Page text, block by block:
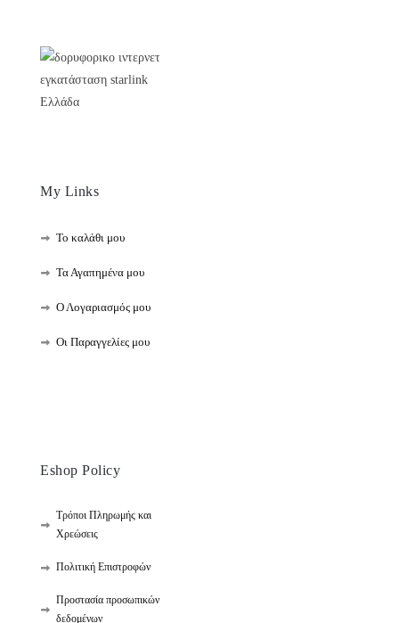
My Links
Το καλάθι μου
Τα Αγαπημένα μου
Ο Λογαριασμός μου
Οι Παραγγελίες μου
Eshop Policy
Τρόποι Πληρωμής και
Χρεώσεις
Πολιτική Επιστροφών
Προστασία προσωπικών
δεδομένων